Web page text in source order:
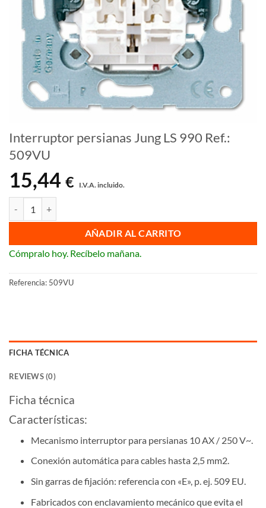
Interruptor persianas Jung LS 990 Ref.:
509VU
15,44 € I.V.A. incluido.
AÑADIR AL CARRITO
Cómpralo hoy. Recíbelo mañana.
Referencia: 509VU
FICHA TÉCNICA
REVIEWS (0)
Ficha técnica
Características:
Mecanismo interruptor para persianas 10 AX / 250 V~.
Conexión automática para cables hasta 2,5 mm2.
Sin garras de fijación: referencia con «E», p. ej. 509 EU.
Fabricados con enclavamiento mecánico que evita el